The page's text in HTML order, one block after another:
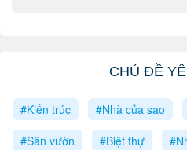
CHỦ ĐỀ
#Kiến trúc #Nhà của sao
#Sân vườn
#Biệt thự